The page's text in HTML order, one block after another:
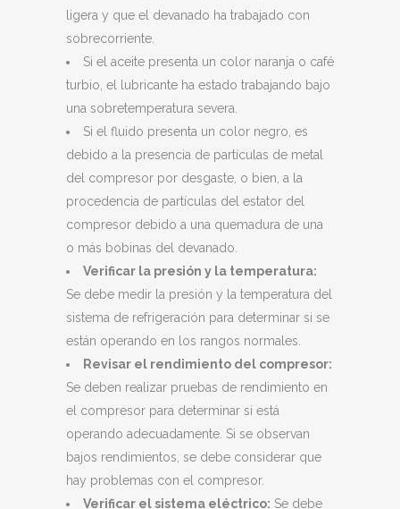
ligera y que el devanado ha trabajado con
sobrecorriente.
Si el aceite presenta un color naranja o café
turbio, el lubricante ha estado trabajando bajo
una sobretemperatura severa.
Si el fluido presenta un color negro, es
debido a la presencia de partículas de metal
del compresor por desgaste, o bien, a la
procedencia de partículas del estator del
compresor debido a una quemadura de una
o más bobinas del devanado.
Verificar la presión y la temperatura:
Se debe medir la presión y la temperatura del
sistema de refrigeración para determinar si se
están operando en los rangos normales.
Revisar el rendimiento del compresor:
Se deben realizar pruebas de rendimiento en
el compresor para determinar si está
operando adecuadamente. Si se observan
bajos rendimientos, se debe considerar que
hay problemas con el compresor.
Verificar el sistema eléctrico: Se debe